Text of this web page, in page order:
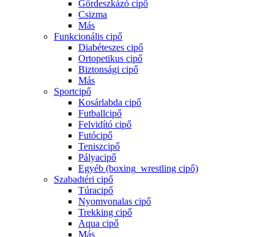
Gördeszkázó cipő
Csizma
Más
Funkcionális cipő
Diabéteszes cipő
Ortopetikus cipő
Biztonsági cipő
Más
Sportcipő
Kosárlabda cipő
Futballcipő
Felvidító cipő
Futócipő
Teniszcipő
Pályacipő
Egyéb (boxing_wrestling cipő)
Szabadtéri cipő
Túracipő
Nyomvonalas cipő
Trekking cipő
Aqua cipő
Más